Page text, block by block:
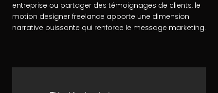
entreprise ou partager des témoignages de clients, le
motion designer freelance apporte une dimension
narrative puissante qui renforce le message marketing.